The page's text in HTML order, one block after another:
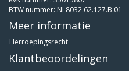
BTW nummer: NL8032.62.127.B.01
Meer informatie
Herroepingsrecht
Klantbeoordelingen